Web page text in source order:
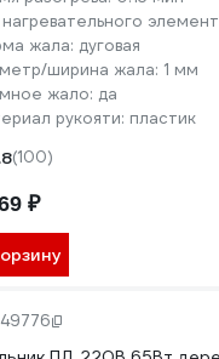
жала: дуговая
ширина жала: 1 мм
жало: да
рукояти: пластик
(100)
₽